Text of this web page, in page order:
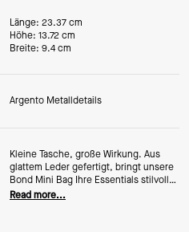
Länge: 23.37 cm
Höhe: 13.72 cm
Breite: 9.4 cm
Argento Metalldetails
Kleine Tasche, große Wirkung. Aus
glattem Leder gefertigt, bringt unsere
Bond Mini Bag Ihre Essentials stilvoll
auf den Punkt – ob tagsüber oder
Read more...